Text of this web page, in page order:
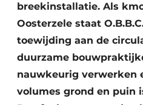
Shredders
Transportbanden
Zeven & Brekers
breekinstallatie. Als
Oosterzele staat
toewijding aan de
duurzame
nauwkeurig verwerken
volumes grond en puin